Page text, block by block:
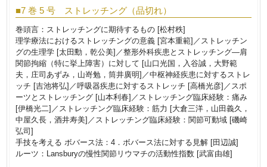
■7 巻 5 号 ストレッチング（品切れ）
巻頭言：ストレッチングに期待するもの [松村秩]
理学療法におけるストレッチングの意義 [宮本重範]／ストレッチン
グの生理学 [太田勳，乾公美]／整形外科疾患とストレッチング―肩
関節拘縮（特に挙上障害）に対して [山口光国，入谷誠，大野範
夫，庄司あずみ，山嵜勉，筒井廣明]／中枢神経疾患に対するストレ
ッチ [吉池将弘]／呼吸器疾患に対するストレッチ [高橋光彦]／スポ
ーツとストレッチング [山本利春]／ストレッチング臨床経験：痛み
[伊橋光二]／ストレッチング臨床経験：筋力 [大倉三洋，山田義久，
中屋久長，酒井寿美]／ストレッチング臨床経験：関節可動域 [磯崎
弘司]
手技を考える ボバース法：4．ボバース法に対する見解 [田辺誠]
ルーツ：Lansburyの慢性関節リウマチの活動性指数 [武富由雄]